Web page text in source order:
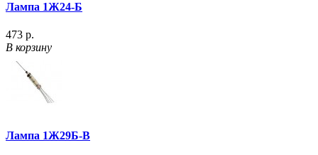
Лампа 1Ж24-Б
473 р.
В корзину
Лампа 1Ж29Б-В